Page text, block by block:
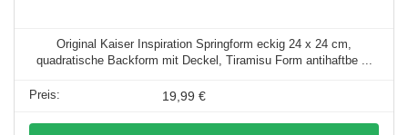
Original Kaiser Inspiration Springform eckig 24 x 24 cm,
quadratische Backform mit Deckel, Tiramisu Form antihaftbe ...
19,99 €